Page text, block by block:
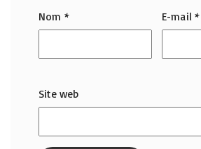
Nom * E-mail*
Site web